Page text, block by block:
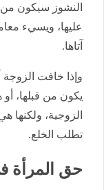
النشوز سيكون
عليها، ويسيء
آتاها.
وإذا خافت الزوجة
يكون من قبلها،
الزوجية، ولكنها
تطلب الخلع.
حق المرأة